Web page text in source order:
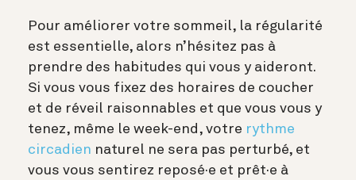
Pour améliorer votre sommeil, la régularité
est essentielle, alors n’hésitez pas à
prendre des habitudes qui vous y aideront.
Si vous vous fixez des horaires de coucher
et de réveil raisonnables et que vous vous y
tenez, même le week-end, votre rythme
circadien naturel ne sera pas perturbé, et
vous vous sentirez reposé·e et prêt·e à